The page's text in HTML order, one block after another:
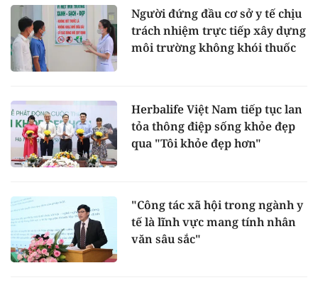
Người đứng đầu cơ sở y tế chịu
trách nhiệm trực tiếp xây dựng
môi trường không khói thuốc
Herbalife Việt Nam tiếp tục lan
tỏa thông điệp sống khỏe đẹp
qua "Tôi khỏe đẹp hơn"
"Công tác xã hội trong ngành y
tế là lĩnh vực mang tính nhân
văn sâu sắc"